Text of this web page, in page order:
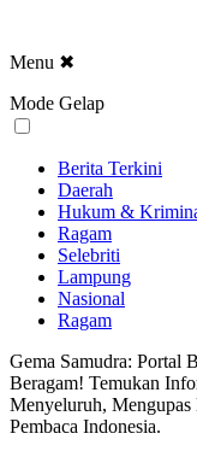
Menu ✖
Mode Gelap
Berita Terkini
Daerah
Hukum &
Ragam
Selebriti
Lampung
Nasional
Ragam
Gema Samudra: Portal
Beragam! Temukan
Menyeluruh,
Pembaca Indonesia.